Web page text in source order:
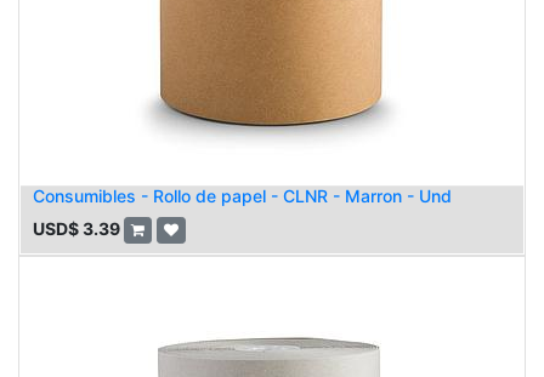
Consumibles - Rollo de papel - CLNR - Marron - Und
USD$3.39